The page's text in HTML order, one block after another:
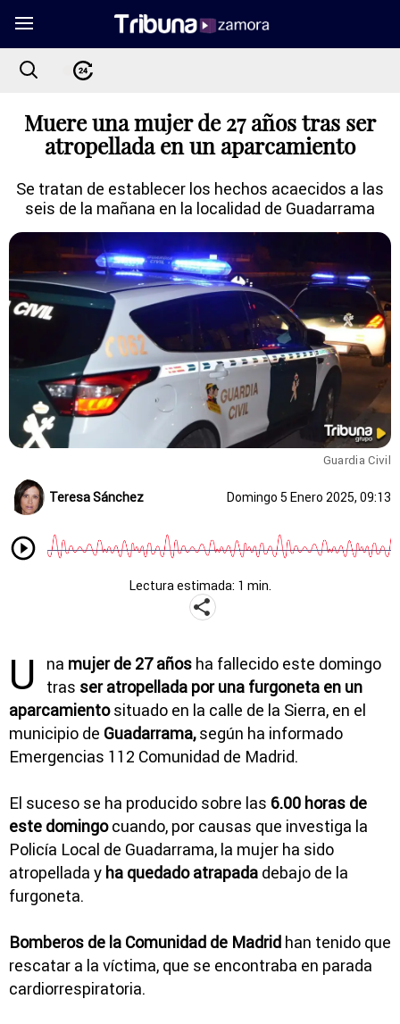
Muere una mujer de 27 años tras ser
atropellada en un aparcamiento
Se tratan de establecer los hechos acaecidos a las
seis de la mañana en la localidad de Guadarrama
Guardia Civil
Teresa Sánchez Domingo 5 Enero 2025, 09:13
Lectura estimada: 1 min.
U na mujer de 27 años ha fallecido este domingo
tras ser atropellada por una furgoneta en un
aparcamientosituado en la calle de la Sierra, en el
municipio de Guadarrama,según ha informado
Emergencias 112 Comunidad de Madrid.
El suceso se ha producido sobre las 6.00 horas de
este domingocuando, por causas que investiga la
Policía Local de Guadarrama, la mujer ha sido
atropellada y ha quedado atrapada debajo de la
furgoneta.
Bomberos de la Comunidad de Madrid han tenido que
rescatar a la víctima, que se encontraba en parada
cardiorrespiratoria.